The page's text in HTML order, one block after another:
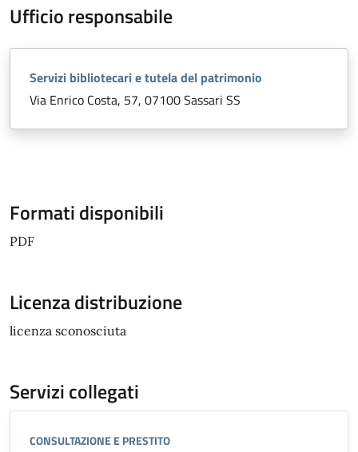
Ufficio responsabile
Servizi bibliotecari e tutela del patrimonio
Via Enrico Costa, 57, 07100 Sassari SS
Formati disponibili
PDF
Licenza distribuzione
licenza sconosciuta
Servizi collegati
Categoria:
CONSULTAZIONE E PRESTITO